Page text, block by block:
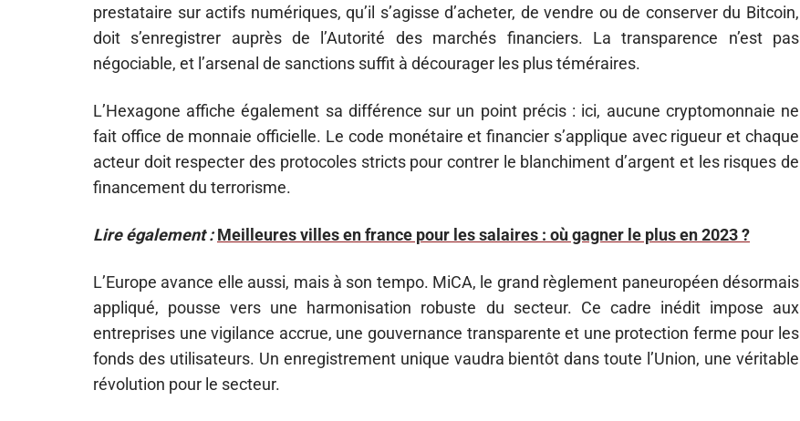
prestataire sur actifs numériques, qu’il s’agisse d’acheter, de vendre ou de conserver du Bitcoin,
doit s’enregistrer auprès de l’Autorité des marchés financiers. La transparence n’est pas
négociable, et l’arsenal de sanctions suffit à décourager les plus téméraires.
L’Hexagone affiche également sa différence sur un point précis : ici, aucune cryptomonnaie ne
fait office de monnaie officielle. Le code monétaire et financier s’applique avec rigueur et chaque
acteur doit respecter des protocoles stricts pour contrer le blanchiment d’argent et les risques de
financement du terrorisme.
Lire également : Meilleures villes en france pour les salaires : où gagner le plus en 2023 ?
L’Europe avance elle aussi, mais à son tempo. MiCA, le grand règlement paneuropéen désormais
appliqué, pousse vers une harmonisation robuste du secteur. Ce cadre inédit impose aux
entreprises une vigilance accrue, une gouvernance transparente et une protection ferme pour les
fonds des utilisateurs. Un enregistrement unique vaudra bientôt dans toute l’Union, une véritable
révolution pour le secteur.